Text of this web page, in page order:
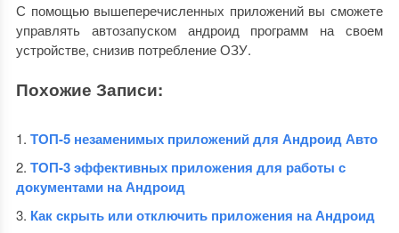
С помощью вышеперечисленных приложений вы сможете
управлять автозапуском андроид программ на своем
устройстве, снизив потребление ОЗУ.
Похожие Записи:
ТОП-5 незаменимых приложений для Андроид Авто
ТОП-3 эффективных приложения для работы с
документами на Андроид
Как скрыть или отключить приложения на Андроид